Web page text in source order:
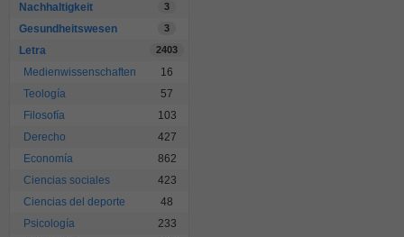
Nachhaltigkeit 3
Gesundheitswesen 3
Letra 2403
Medienwissenschaften
16
Teología
57
Filosofía
103
Derecho
427
Economía
862
Ciencias sociales
423
Ciencias del deporte
48
Psicología
233